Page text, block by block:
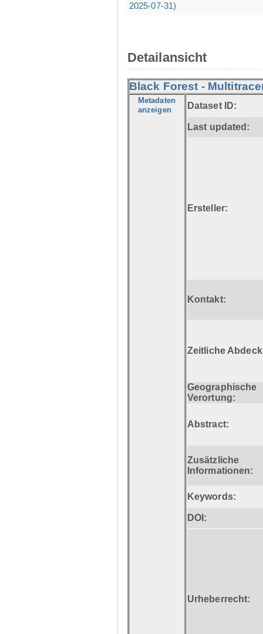
2025-07-31)
Detailansicht
Black Forest -
Metadaten
anzeigen Dataset ID:
Last updated:
Ersteller:
Kontakt:
Zeitliche
Geographische
Verortung:
Abstract:
Zusätzliche
Informationen:
Keywords:
DOI:
Urheberrecht: